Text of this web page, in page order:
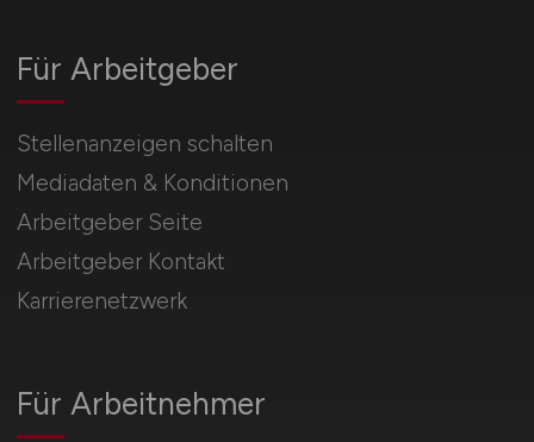
Für Arbeitnehmer
Für Arbeitgeber
Stellenanzeigen schalten
Mediadaten & Konditionen
Arbeitgeber Seite
Arbeitgeber Kontakt
Karrierenetzwerk